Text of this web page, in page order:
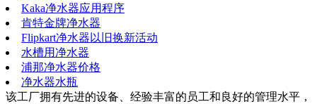
Kaka净水器应用程序
肯特金牌净水器
Flipkart净水器以旧换新活动
水槽用净水器
浦那净水器价格
净水器水瓶
该工厂拥有先进的设备、经验丰富的员工和良好的管理水平，